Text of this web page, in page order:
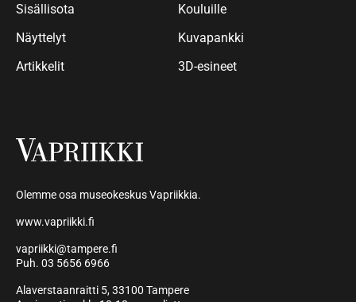
Sisällisota
Näyttelyt
Artikkelit
Kouluille
Kuvapankki
3D-esineet
Olemme osa museokeskus Vapriikkia.
www.vapriikki.fi
vapriikki@tampere.fi
Puh. 03 5656 6966
Alaverstaanraitti 5, 33100 Tampere